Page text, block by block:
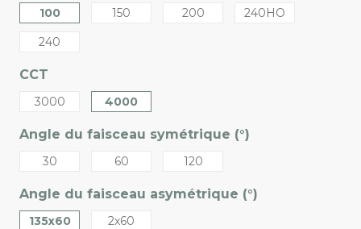
100
150 200
240HO
240
CCT
3000 4000
Angle du faisceau symétrique (°)
30 60 120
Angle du faisceau asymétrique (°)
135x60 2x60